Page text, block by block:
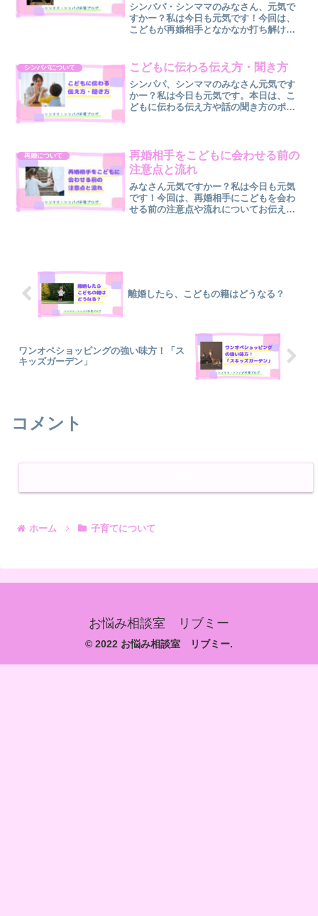
シンパパ・シンママのみなさん、元気で
すかー？私は今日も元気です！今回は、
こどもが再婚相手となかなか打ち解けな
するのが「こどもが再婚相手を嫌う」と
いう問題です。「どうして...
シンパパについて こどもに伝わる伝え方・聞き方
シンパパ、シンママのみなさん元気です
かー？私は今日も元気です。本日は、こ
どもに伝わる伝え方や話の聞き方のポイ
パ・ママのみなさん、そん...
再婚について
再婚相手をこどもに会わせる前の
注意点と流れ
みなさん元気ですかー？私は今日も元気
です！今回は、再婚相手にこどもを会わ
せる前の注意点や流れについてお伝えし
離婚したら、こどもの籍はどうなる？
ワンオペショッピングの強い味方！「ス
キッズガーデン」
コメント
ホーム 子育てについて
お悩み相談室 リブミー
© 2022 お悩み相談室 リブミー.